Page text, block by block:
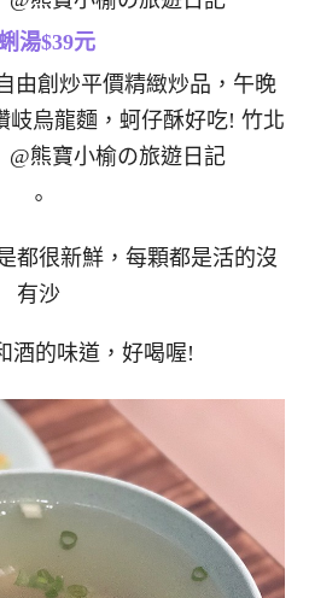
湯$39元
。
都很新鮮，每顆都是活的沒
有沙
酒的味道，好喝喔!